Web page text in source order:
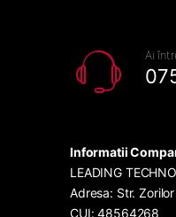
Ai
Informatii
LEADING
Adresa: Str.
CUI: 48564268